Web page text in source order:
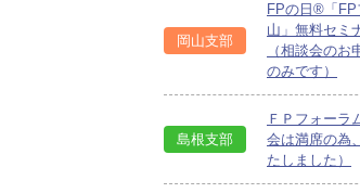
岡山支部
FPの日®「FP
山」無料セミ
（相談会のお
のみです）
島根支部
ＦＰフォーラ
会は満席の為
たしました）